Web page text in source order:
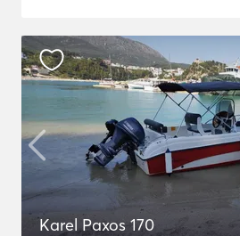
Karel Paxos 170